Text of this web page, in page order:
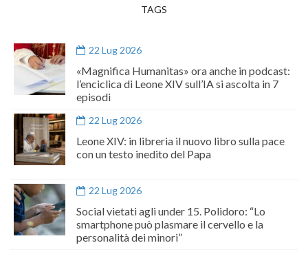
TAGS
22 Lug 2026
«Magnifica Humanitas» ora anche in podcast:
l’enciclica di Leone XIV sull’IA si ascolta in 7
episodi
22 Lug 2026
Leone XIV: in libreria il nuovo libro sulla pace
con un testo inedito del Papa
22 Lug 2026
Social vietati agli under 15. Polidoro: “Lo
smartphone può plasmare il cervello e la
personalità dei minori”